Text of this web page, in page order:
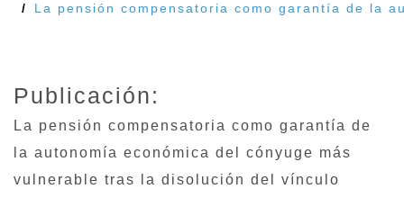
La pensión compensatoria como garantía de la
Publicación:
La pensión compensatoria como garantía de
la autonomía económica del cónyuge más
vulnerable tras la disolución del vínculo